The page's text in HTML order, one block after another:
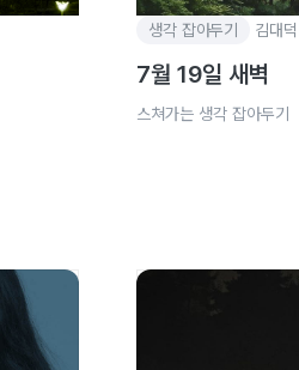
생각 잡아두기 김대덕
7월 19일 새벽
스쳐가는 생각 잡아두기